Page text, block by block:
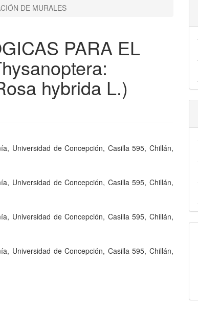
DE MURALES
PARA EL
hybrida L.)
Universidad de Concepción, Casilla 595, Chillán,
Universidad de Concepción, Casilla 595, Chillán,
Universidad de Concepción, Casilla 595, Chillán,
Universidad de Concepción, Casilla 595, Chillán,